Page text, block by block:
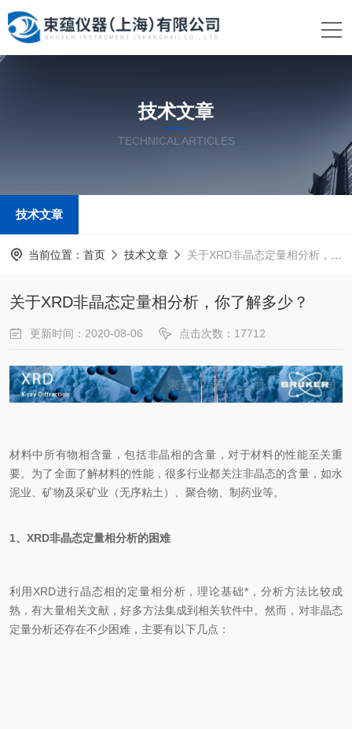
技术文章
TECHNICAL ARTICLES
技术文章
当前位置： 首页 技术文章 关于XRD非晶态定量相分析，你了解多少？
关于XRD非晶态定量相分析，你了解多少？
更新时间：2020-08-06 点击次数：17712
材料中所有物相含量，包括非晶相的含量，对于材料的性能至关重
要。为了全面了解材料的性能，很多行业都关注非晶态的含量，如水
泥业、矿物及采矿业（无序粘土）、聚合物、制药业等。
1、XRD非晶态定量相分析的困难
利用XRD进行晶态相的定量相分析，理论基础*，分析方法比较成
熟，有大量相关文献，好多方法集成到相关软件中。然而，对非晶态
定量分析还存在不少困难，主要有以下几点：